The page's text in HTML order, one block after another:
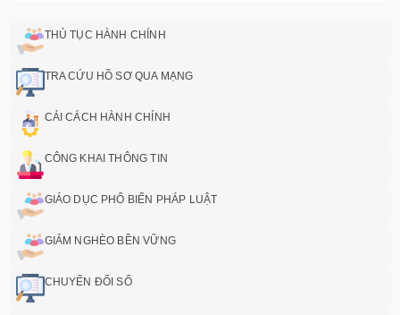
THỦ TỤC HÀNH CHÍNH
TRA CỨU HỒ SƠ QUA MẠNG
CẢI CÁCH HÀNH CHÍNH
CÔNG KHAI THÔNG TIN
GIÁO DỤC PHỔ BIẾN PHÁP LUẬT
GIẢM NGHÈO BỀN VỮNG
CHUYỂN ĐỔI SỐ